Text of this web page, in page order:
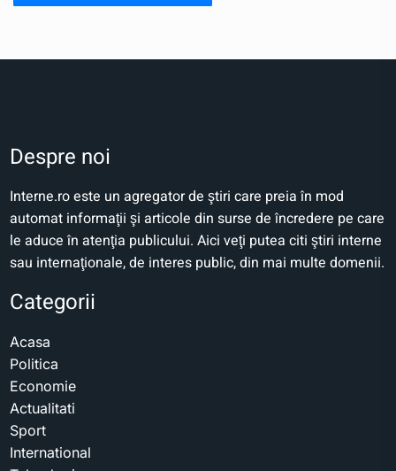
Despre noi
Interne.ro este un agregator de ştiri care preia în mod
automat informaţii şi articole din surse de încredere pe care
le aduce în atenţia publicului. Aici veţi putea citi ştiri interne
sau internaţionale, de interes public, din mai multe domenii.
Categorii
Acasa
Politica
Economie
Actualitati
Sport
International